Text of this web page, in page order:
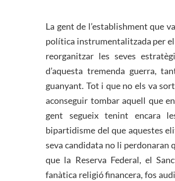
La gent de l’establishment que
política instrumentalitzada per
reorganitzar les seves
d’aquesta tremenda guerra,
guanyant. Tot i que no els va
aconseguir tombar aquell que
gent segueix tenint encara
bipartidisme del que aquestes
seva candidata no li perdonaran
que la Reserva Federal, el
fanàtica religió financera, fos